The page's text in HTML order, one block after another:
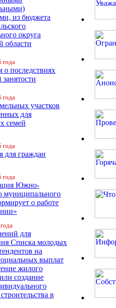
из бюджета
округа
области
года
последствиях
занятости
года
участков
для
семей
года
для граждан
года
Южно-
муниципального
о работе
для
Списка молодых
на
выплат
жилого
создание
в